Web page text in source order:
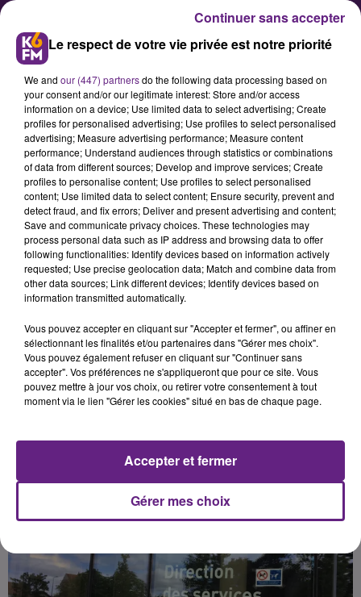
Huit classes fermées sur toute
l’académie de Dijon
La direction de l’académie de Dijon,
qui supervise l’enseignement des
établissements scolaires de la Côte
d’Or, de la Nièvre, de l’Yonne et de
vendredi son point hebdomadaire
sur la situation dans les écoles,
collèges et lycées de la région.
Le respect de votre vie privée est notre priorité
We and our (447) partnersdo the following data processing based on
your consent and/or our legitimate interest: Store and/or access
information on a device; Use limited data to select advertising; Create
profiles for personalised advertising; Use profiles to select personalised
advertising; Measure advertising performance; Measure content
performance; Understand audiences through statistics or combinations
of data from different sources; Develop and improve services; Create
profiles to personalise content; Use profiles to select personalised
content; Use limited data to select content; Ensure security, prevent and
detect fraud, and fix errors; Deliver and present advertising and content;
Save and communicate privacy choices. These technologies may
process personal data such as IP address and browsing data to offer
following functionalities: Identify devices based on information actively
requested; Use precise geolocation data; Match and combine data from
other data sources; Link different devices; Identify devices based on
information transmitted automatically.
Vous pouvez accepter en cliquant sur "Accepter et fermer", ou affiner en
sélectionnant les finalités et/ou partenaires dans "Gérer mes choix".
Vous pouvez également refuser en cliquant sur "Continuer sans
accepter". Vos préférences ne s'appliqueront que pour ce site. Vous
pouvez mettre à jour vos choix, ou retirer votre consentement à tout
moment via le lien "Gérer les cookies" situé en bas de chaque page.
Gérer mes choix
Accepter et fermer
Continuer sans accepter